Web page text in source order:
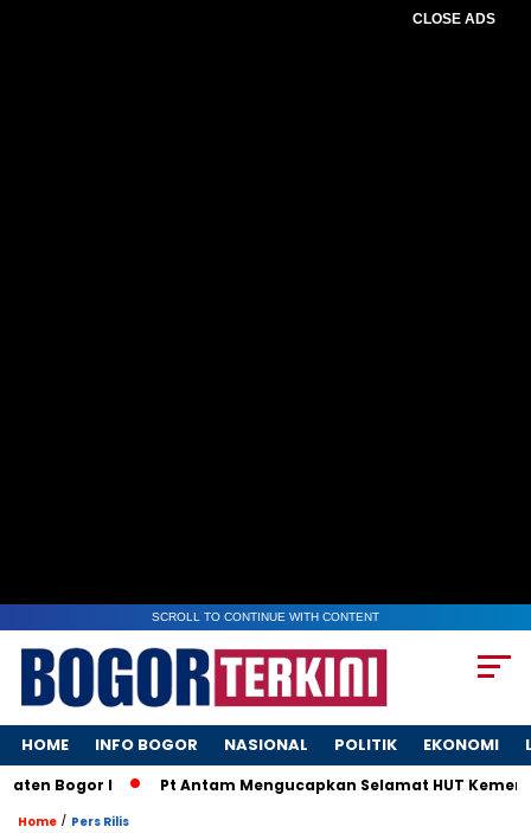
CLOSE ADS
SCROLL TO CONTINUE WITH CONTENT
HOME INFO BOGOR NASIONAL POLITIK EKONOMI
Bogor I Pt Antam Mengucapkan Selamat HUT
Home / Pers Rilis